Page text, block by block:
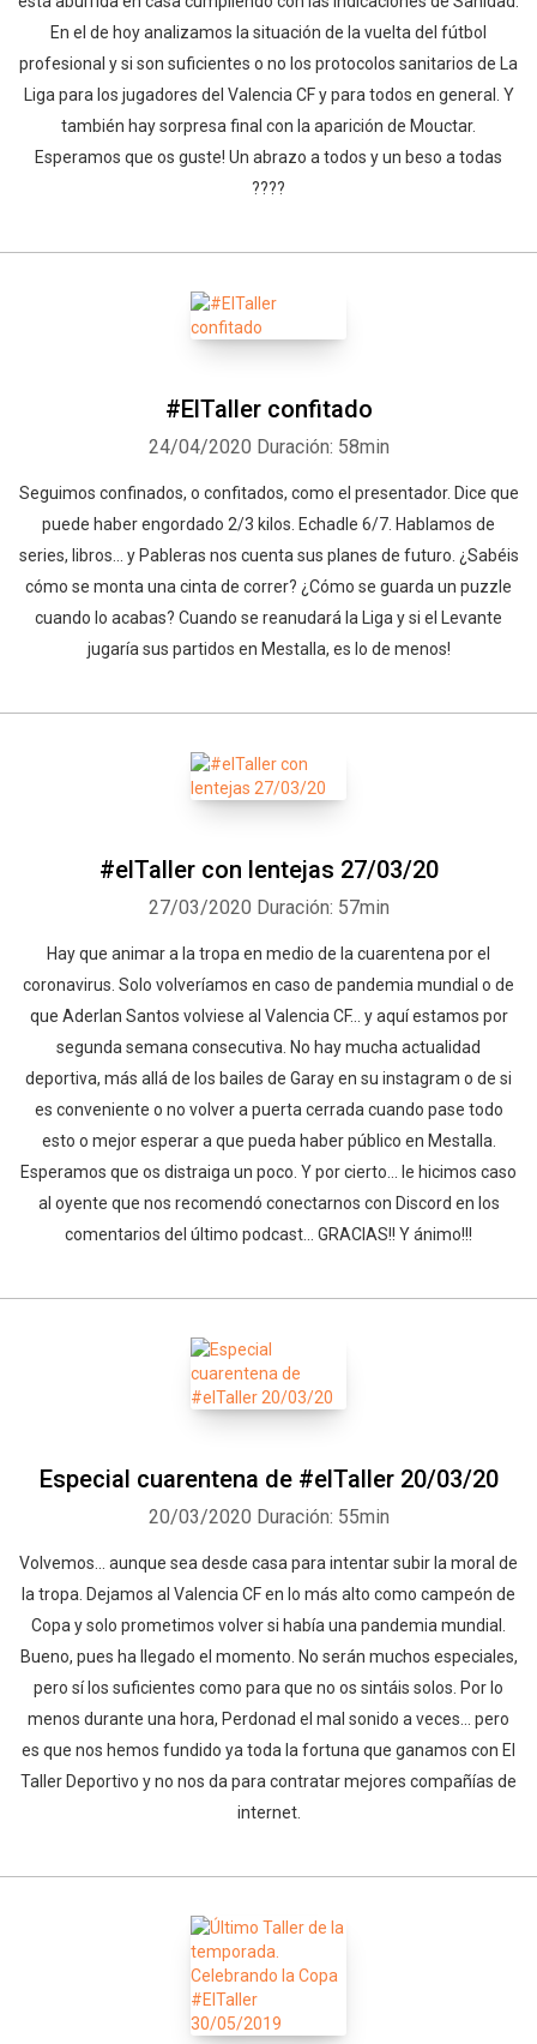
En el de hoy analizamos la situación de la vuelta del fútbol
profesional y si son suficientes o no los protocolos sanitarios de La
Liga para los jugadores del Valencia CF y para todos en general. Y
también hay sorpresa final con la aparición de Mouctar.
Esperamos que os guste! Un abrazo a todos y un beso a todas
????
#ElTaller confitado
24/04/2020 Duración: 58min
Seguimos confinados, o confitados, como el presentador. Dice que
puede haber engordado 2/3 kilos. Echadle 6/7. Hablamos de
series, libros... y Pableras nos cuenta sus planes de futuro. ¿Sabéis
cómo se monta una cinta de correr? ¿Cómo se guarda un puzzle
cuando lo acabas? Cuando se reanudará la Liga y si el Levante
jugaría sus partidos en Mestalla, es lo de menos!
#elTaller con lentejas 27/03/20
27/03/2020 Duración: 57min
Hay que animar a la tropa en medio de la cuarentena por el
coronavirus. Solo volveríamos en caso de pandemia mundial o de
que Aderlan Santos volviese al Valencia CF... y aquí estamos por
segunda semana consecutiva. No hay mucha actualidad
deportiva, más allá de los bailes de Garay en su instagram o de si
es conveniente o no volver a puerta cerrada cuando pase todo
esto o mejor esperar a que pueda haber público en Mestalla.
Esperamos que os distraiga un poco. Y por cierto... le hicimos caso
al oyente que nos recomendó conectarnos con Discord en los
comentarios del último podcast... GRACIAS!! Y ánimo!!!
Especial cuarentena de #elTaller 20/03/20
20/03/2020 Duración: 55min
Volvemos... aunque sea desde casa para intentar subir la moral de
la tropa. Dejamos al Valencia CF en lo más alto como campeón de
Copa y solo prometimos volver si había una pandemia mundial.
Bueno, pues ha llegado el momento. No serán muchos especiales,
pero sí los suficientes como para que no os sintáis solos. Por lo
menos durante una hora, Perdonad el mal sonido a veces... pero
es que nos hemos fundido ya toda la fortuna que ganamos con El
Taller Deportivo y no nos da para contratar mejores compañías de
internet.